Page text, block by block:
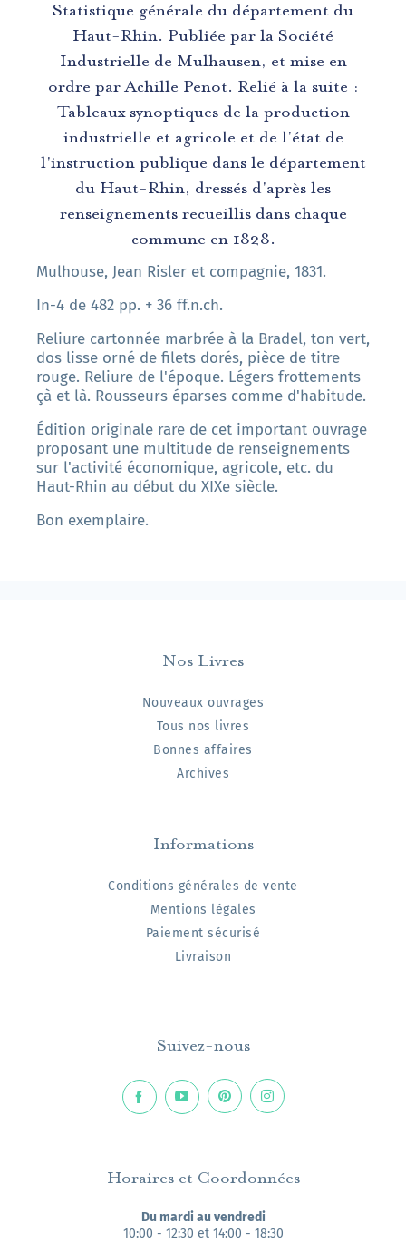
Statistique générale du département du
Haut-Rhin. Publiée par la Société
Industrielle de Mulhausen, et mise en
ordre par Achille Penot. Relié à la suite :
Tableaux synoptiques de la production
industrielle et agricole et de l'état de
l'instruction publique dans le département
du Haut-Rhin, dressés d'après les
renseignements recueillis dans chaque
commune en 1828.
Mulhouse, Jean Risler et compagnie, 1831.
In-4 de 482 pp. + 36 ff.n.ch.
Reliure cartonnée marbrée à la Bradel, ton vert,
dos lisse orné de filets dorés, pièce de titre
rouge. Reliure de l'époque. Légers frottements
çà et là. Rousseurs éparses comme d'habitude.
Édition originale rare de cet important ouvrage
proposant une multitude de renseignements
sur l'activité économique, agricole, etc. du
Haut-Rhin au début du XIXe siècle.
Bon exemplaire.
Nos Livres
Nouveaux ouvrages
Tous nos livres
Bonnes affaires
Archives
Informations
Conditions générales de vente
Mentions légales
Paiement sécurisé
Livraison
Suivez-nous
Horaires et Coordonnées
Du mardi au vendredi
10:00 - 12:30 et 14:00 - 18:30